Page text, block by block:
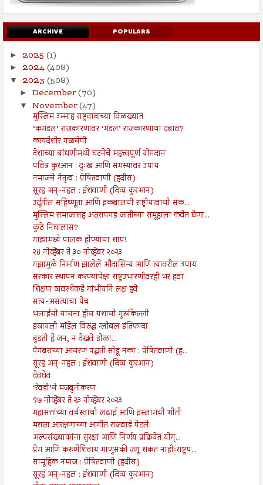
ARCHIVE POPULARS
► 2025 (1)
► 2024(408)
▼ 2023 (508)
► December(70)
▼ November(47)
मुस्लिम उम्माह राष्ट्रवादाच्या विळख्यात
‘कमंडल’ राजकारणावर ‘मंडल’ राजकारणाचा दबाव?
कायदेशीर गळचेपी
देशाच्या बांधणीमध्ये घटनेचे महत्त्वपूर्ण योगदान
पवित्र कुरआन : दुःख आणि समस्यांवर उपाय
नमाजचे नेतृत्व : प्रेषितवाणी (हदीस)
सूरह अन्-नहल : ईशवाणी (दिव्य कुरआन)
उर्दूतील सहिष्णूता आणि इकबालची राष्ट्रीयत्वाची संक...
मुस्लिम समाजासह अठरापगड जातीच्या समूहाला कवेत घेणा...
कुठे निघालास?
गाझामध्ये पालक होण्याचा शाप!
२४ नोव्हेंबर ते ३० नोव्हेंबर २०२३
गझामुळे निर्माण झालेले औदासिन्य आणि त्यावरील उपाय
सरकार स्थापन करण्यापेक्षा राष्ट्रउभारणीवरही भर हवा
शिक्षण व्यवस्थेकडे गांभीर्याने लक्ष हवे
सत्य-असत्याचा पेच
भलाईची याचना हीच यशाची गुरुकिल्ली
इस्रायली मॉडेल विरुद्ध ग्लोबल इंतिफादा
बुडती हे जन, न देखवे डोळा...
पैगंबरांच्या आचरण पद्धती सोडू नका : प्रेषितवाणी (ह...
सूरह अन्-नहल : ईशवाणी (दिव्य कुरआन)
देवघेव
‘रेवडी’चे मजबुतीकरण
१७ नोव्हेंबर ते २३ नोव्हेंबर २०२३
महासत्तांच्या वर्चस्वाची लढाई आणि इस्लामची भीती
मराठा आरक्षणाच्या आगीत राजवाडे पेटले!
अल्पसंख्याकांना सुरक्षा आणि निर्णय प्रक्रियेत योग्...
प्रेम आणि करुणेशिवाय माणुसकी जगू शकत नाहीःराष्ट्रप...
सामूहिक नमाज : प्रेषितवाणी (हदीस)
सूरह अन्-नहल : ईशवाणी (दिव्य कुरआन)